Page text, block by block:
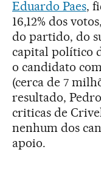
Eduardo Paes,
16,12% dos
do partido, do
capital político
o candidato
(cerca de 7
resultado,
criticas de
nenhum dos
apoio.